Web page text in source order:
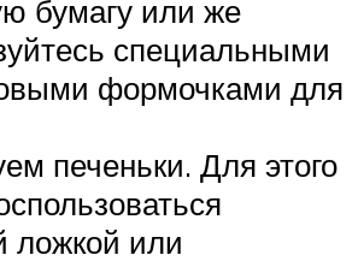
бумагу или же
специальными
формочками для
печеньки. Для этого
ложкой или